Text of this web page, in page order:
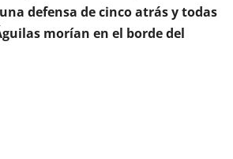
defensa de cinco atrás y todas
morían en el borde del